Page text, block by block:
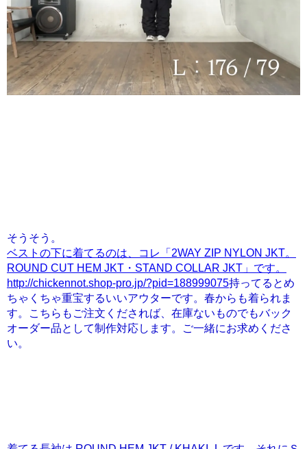
そうそう。
ベストの下に着てるのは、コレ「2WAY ZIP NYLON JKT。
ROUND CUT HEM JKT・STAND COLLAR JKT」です。
http://chickennot.shop-pro.jp/?pid=188999075持ってるとめ
ちゃくちゃ重宝するいいアウターです。春からも着られま
す。こちらもご注文くだされば、在庫ないものでもバック
オーダー品として制作対応します。ご一緒にお求めくださ
い。